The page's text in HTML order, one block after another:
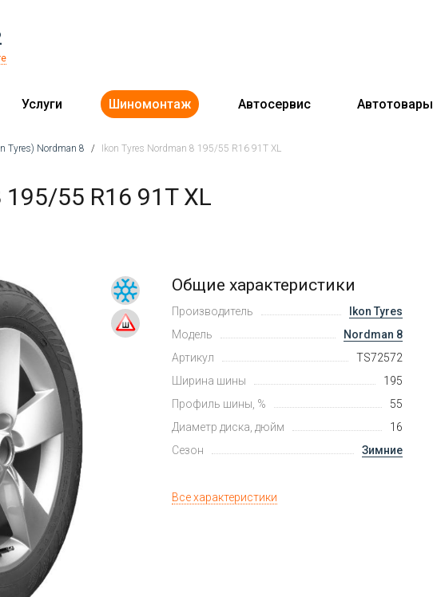
Услуги Шиномонтаж Автосервис Автотовары
Tyres) Nordman 8 / Ikon Tyres Nordman 8 195/55 R16 91T XL
55 R16 91T XL
Общие характеристики
Производитель
Ikon Tyres
Модель
Nordman 8
Артикул
TS72572
Ширина шины
195
Профиль шины, %
55
Диаметр диска, дюйм
16
Сезон
Зимние
Все характеристики